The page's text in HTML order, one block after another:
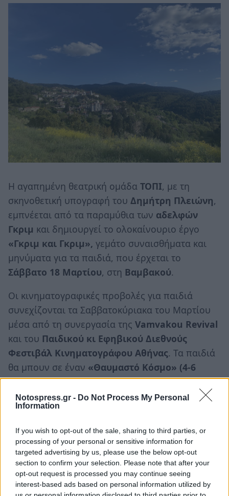
Notospress.gr - Do Not Process My Personal
Information
If you wish to opt-out of the sale, sharing to third parties, or
processing of your personal or sensitive information for
targeted advertising by us, please use the below opt-out
section to confirm your selection. Please note that after your
opt-out request is processed you may continue seeing
interest-based ads based on personal information utilized by
Η αγαπημένη θεατρική ομάδα ΤΟΠΙ, με τη
σκηνοθετική υπογραφή του Δημήτρη Πλειώνη,
εμπνέεται από τα παραμύθια των αδελφών
Γκριμ και δημιουργεί το ολοκαίνουριο έργο
«Γκριμ και Γκριμ», γεμάτο συναισθήματα και
μηνύματα για τα παιδιά, που έρχεται το
Σάββατο 18 Μαρτίου, στη Βαμβακού.
Οι κινηματογραφικές προβολές για παιδιά
συνεχίζονται τα Σαββατοκύριακα του Μαρτίου
μέσα από τη συνεργασία της Vamvakou Revival
και του Παιδικού κι Εφηβικού Διεθνούς
Φεστιβάλ Κινηματογράφου Αθήνας. Τα παιδιά
θα μπουν σε έναν «Θαυμαστό Κόσμο» (4-6
ετών), μέσα από τη«Φαντασία στην
Καθημερινότητα» (7-9 ετών), και κάπως έτσι,
«Μεγαλώνοντας» (10-12 ετών),
Οι αγαπημένες μουσικές συναντήσειςστο
εστιατόριο-καφέ Βουρέικοθα μας κρατήσουν
συντροφιά και αυτόν τον μήνα με το μουσικό
σχήμαΓραμμέςνα μας τραγουδά ότι«μια